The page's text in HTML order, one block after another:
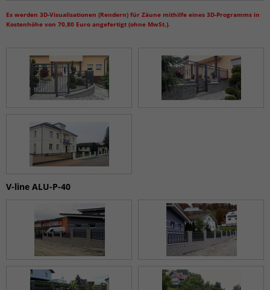
Es werden 3D-Visualisationen (Rendern) für Zäune mithilfe eines 3D-Programms in
Kostenhöhe von 70,80 Euro angefertigt (ohne MwSt.).
V-line ALU-P-40